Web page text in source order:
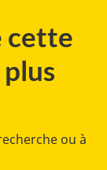
cette
ou à